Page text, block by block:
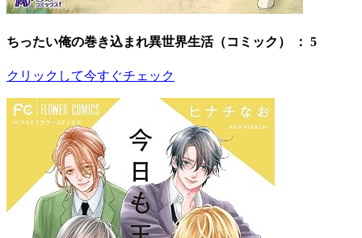
ちったい俺の巻き込まれ異世界生活（コミック） ： 5
クリックして今すぐチェック